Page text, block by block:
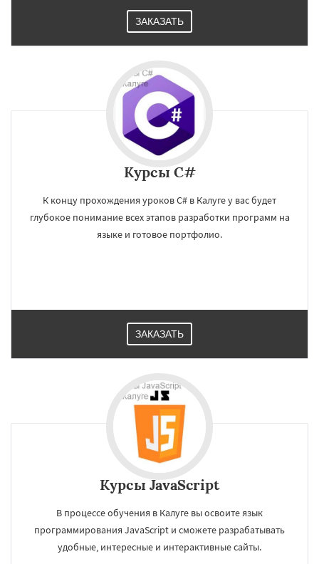
ЗАКАЗАТЬ
Курсы C#
К концу прохождения уроков C# в Калуге у вас будет
глубокое понимание всех этапов разработки программ на
языке и готовое портфолио.
ЗАКАЗАТЬ
Курсы JavaScript
В процессе обучения в Калуге вы освоите язык
программирования JavaScript и сможете разрабатывать
удобные, интересные и интерактивные сайты.